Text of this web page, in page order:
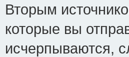
Вторым
которые вы
исчерпываются,